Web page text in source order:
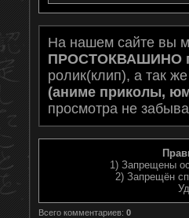
На нашем сайте вы
ПРОСТОКВАШИНО
ролик(клип), а так
(аниме приколы,
просмотра не
1) Запрещены
2) Запрещён
Всего комментариев: 0